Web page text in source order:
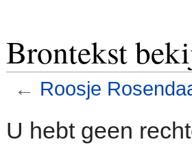
Brontekst
← Roosje
U hebt geen